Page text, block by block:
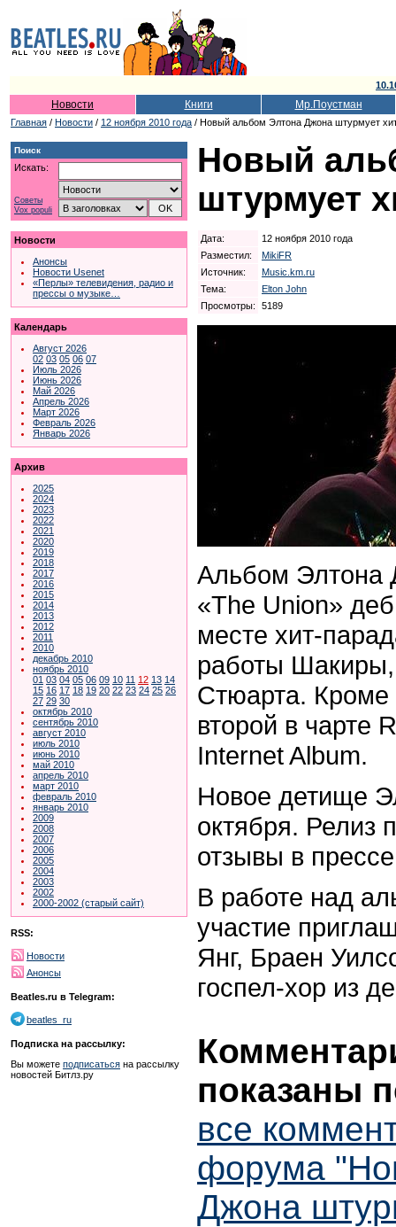
Новости Книги Мр.Поустман
Главная / Новости / 12 ноября 2010 года / Новый альбом Элтона Джона штурмует
Поиск
Искать:
Советы
Vox populi
Новости
Анонсы
Новости Usenet
«Перлы» телевидения, радио и
прессы о музыке…
Календарь
Август 2026
02 03 05 06 07
Июль 2026
Июнь 2026
Май 2026
Апрель 2026
Март 2026
Февраль 2026
Январь 2026
Архив
2025
2024
2023
2022
2021
2020
2019
2018
2017
2016
2015
2014
2013
2012
2011
2010
декабрь 2010
ноябрь 2010
01 03 04 05 06 09 10 11 12 13 14
15 16 17 18 19 20 22 23 24 25 26
27 29 30
октябрь 2010
сентябрь 2010
август 2010
июль 2010
июнь 2010
май 2010
апрель 2010
март 2010
февраль 2010
январь 2010
2009
2008
2007
2006
2005
2004
2003
2002
2000-2002 (старый сайт)
RSS:
Новости
Анонсы
Beatles.ru в Telegram:
beatles_ru
Подписка на рассылку:
Вы можете подписаться на рассылку
новостей Битлз.ру
Новый
штурмует
Дата:
12 ноября 2010 года
Разместил:
MikiFR
Источник:
Music.km.ru
Тема:
Elton John
Просмотры:
5189
Альбом Элтона
«The Union»
месте хит-
работы
Стюарта. Кроме
второй в чарте
Internet Album.
Новое детище
октября. Релиз
отзывы в
В работе над
участие
Янг, Браен
госпел-хор из
показаны
все
форума
Джона